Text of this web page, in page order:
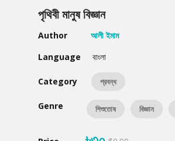
Humayun Ahmed
Mouri Morium
পৃথিবী মানুষ বিজ্ঞান
Author
আলী ইমাম
Language
বাংলা
Category প্রবন্ধ
Genre শিশুতোষ বিজ্ঞান